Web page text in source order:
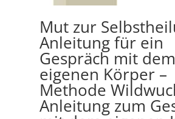
Mut zur
Anleitung für ein
Gespräch mit dem
eigenen Körper –
Methode
Anleitung zum